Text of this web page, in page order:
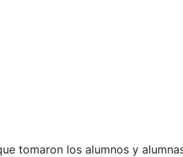
tomaron los alumnos y